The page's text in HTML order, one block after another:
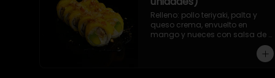
Relleno: pollo teriyaki, palta y
queso crema, envuelto en
mango y nueces con salsa de